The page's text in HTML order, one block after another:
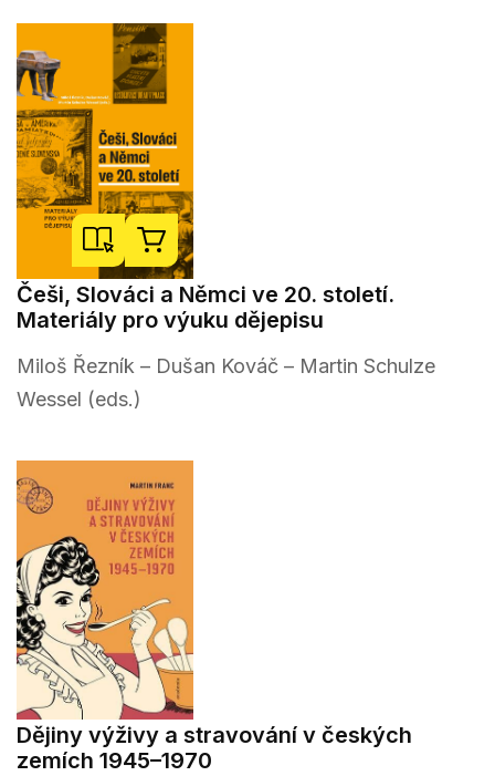
Češi, Slováci a Němci ve 20. století.
Materiály pro výuku dějepisu
Miloš Řezník – Dušan Kováč – Martin Schulze
Wessel (eds.)
Dějiny výživy a stravování v českých
zemích 1945–1970